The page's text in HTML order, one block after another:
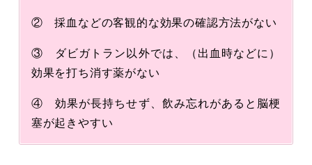
② 採血などの客観的な効果の確認方法がない
③ ダビガトラン以外では、（出血時などに）
効果を打ち消す薬がない
④ 効果が長持ちせず、飲み忘れがあると脳梗
塞が起きやすい